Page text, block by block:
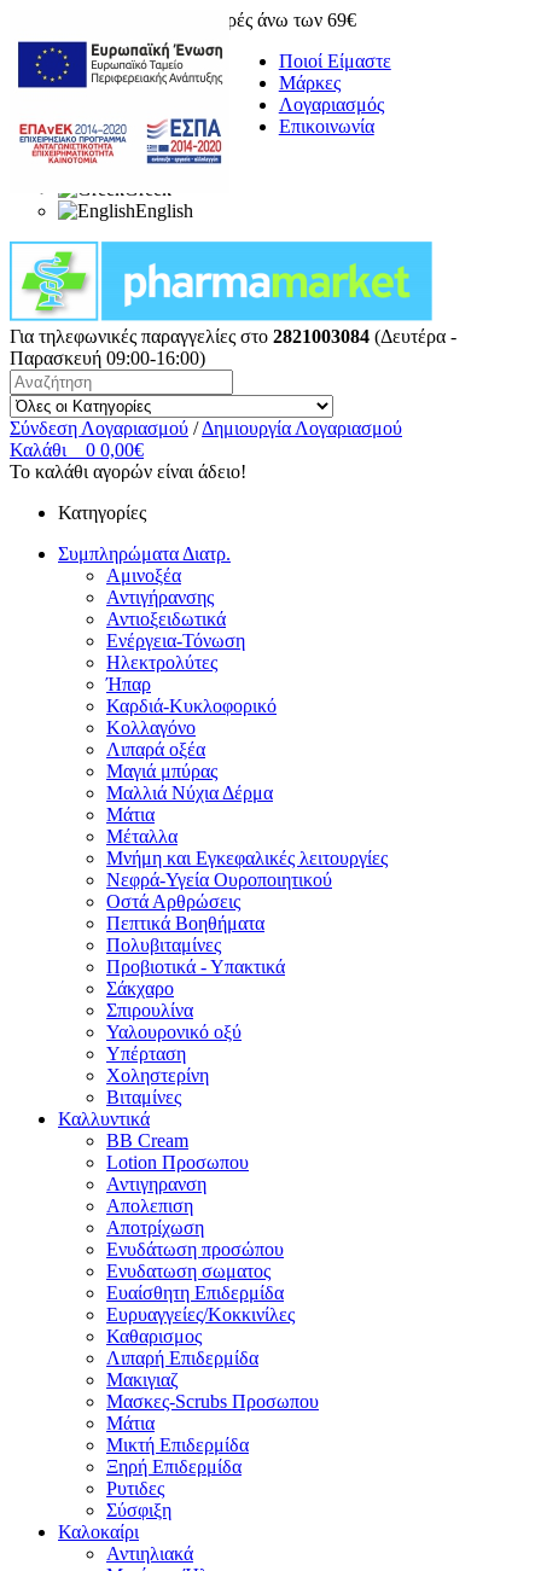
Δωρεάν μεταφορικά για αγορές άνω των 69€
Ποιοί Είμαστε
Μάρκες
Λογαριασμός
Επικοινωνία
Greek
English
Για τηλεφωνικές παραγγελίες στο 2821003084 (Δευτέρα -
Παρασκευή 09:00-16:00)
Σύνδεση Λογαριασμού / Δημιουργία Λογαριασμού
Καλάθι
0 0,00€
Το καλάθι αγορών είναι άδειο!
Κατηγορίες
Συμπληρώματα Διατρ.
Αμινοξέα
Αντιγήρανσης
Αντιοξειδωτικά
Ενέργεια-Τόνωση
Ηλεκτρολύτες
Ήπαρ
Καρδιά-Κυκλοφορικό
Κολλαγόνο
Λιπαρά οξέα
Μαγιά μπύρας
Μαλλιά Νύχια Δέρμα
Μάτια
Μέταλλα
Μνήμη και Εγκεφαλικές λειτουργίες
Νεφρά-Υγεία Ουροποιητικού
Οστά Αρθρώσεις
Πεπτικά Βοηθήματα
Πολυβιταμίνες
Προβιοτικά - Υπακτικά
Σάκχαρο
Σπιρουλίνα
Υαλουρονικό οξύ
Υπέρταση
Χοληστερίνη
Βιταμίνες
Καλλυντικά
BB Cream
Lotion Προσωπου
Αντιγηρανση
Απολεπιση
Αποτρίχωση
Ενυδάτωση προσώπου
Ενυδατωση σωματος
Ευαίσθητη Επιδερμίδα
Ευρυαγγείες/Κοκκινίλες
Καθαρισμος
Λιπαρή Επιδερμίδα
Μακιγιαζ
Μασκες-Scrubs Προσωπου
Μάτια
Μικτή Επιδερμίδα
Ξηρή Επιδερμίδα
Ρυτιδες
Σύσφιξη
Καλοκαίρι
Αντιηλιακά